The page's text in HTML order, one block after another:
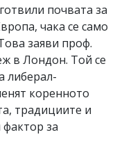
почвата за
чака се само
заяви проф.
в Лондон. Той се
либерал-
коренното
традициите и
за